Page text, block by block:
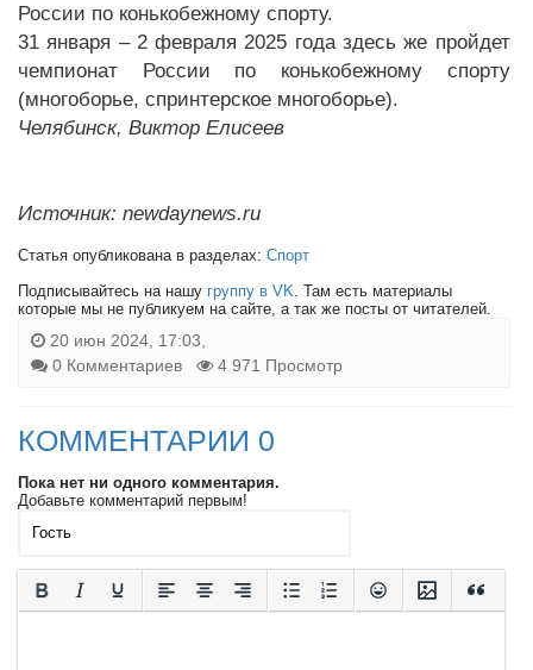
России по конькобежному спорту.
31 января – 2 февраля 2025 года здесь же пройдет
чемпионат России по конькобежному спорту
(многоборье, спринтерское многоборье).
Челябинск, Виктор Елисеев
Источник: newdaynews.ru
Статья опубликована в разделах: Спорт
Подписывайтесь на нашу группу в VK . Там есть материалы
которые мы не публикуем на сайте, а так же посты от читателей.
20 июн 2024, 17:03,
0 Комментариев
4 971 Просмотр
КОММЕНТАРИИ 0
Пока нет ни одного комментария.
Добавьте комментарий первым!